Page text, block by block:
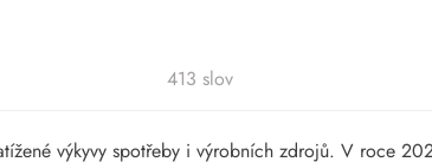
413 slov
výkyvy spotřeby i výrobních zdrojů. V roce